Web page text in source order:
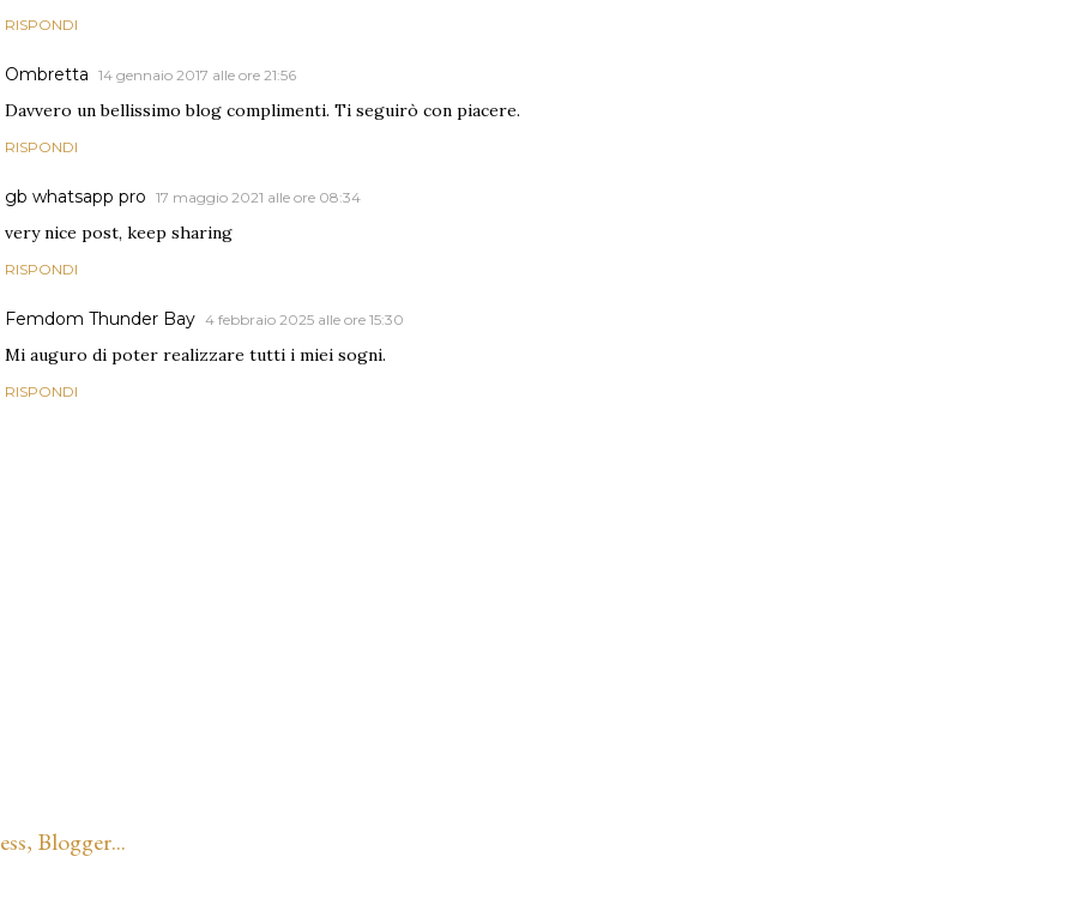
RISPONDI
Ombretta 14 gennaio 2017 alle ore 21:56
Davvero un bellissimo blog complimenti. Ti seguirò con piacere.
RISPONDI
gb whatsapp pro 17 maggio 2021 alle ore 08:34
very nice post, keep sharing
RISPONDI
Femdom Thunder Bay 4 febbraio 2025 alle ore 15:30
Mi auguro di poter realizzare tutti i miei sogni.
RISPONDI